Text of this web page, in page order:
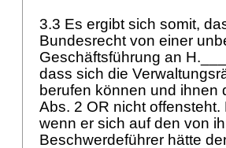
3.3 Es ergibt sich somit,
Bundesrecht von einer
Geschäftsführung an
dass sich die
berufen können und
Abs. 2 OR nicht
wenn er sich auf den von
Beschwerdeführer hätte